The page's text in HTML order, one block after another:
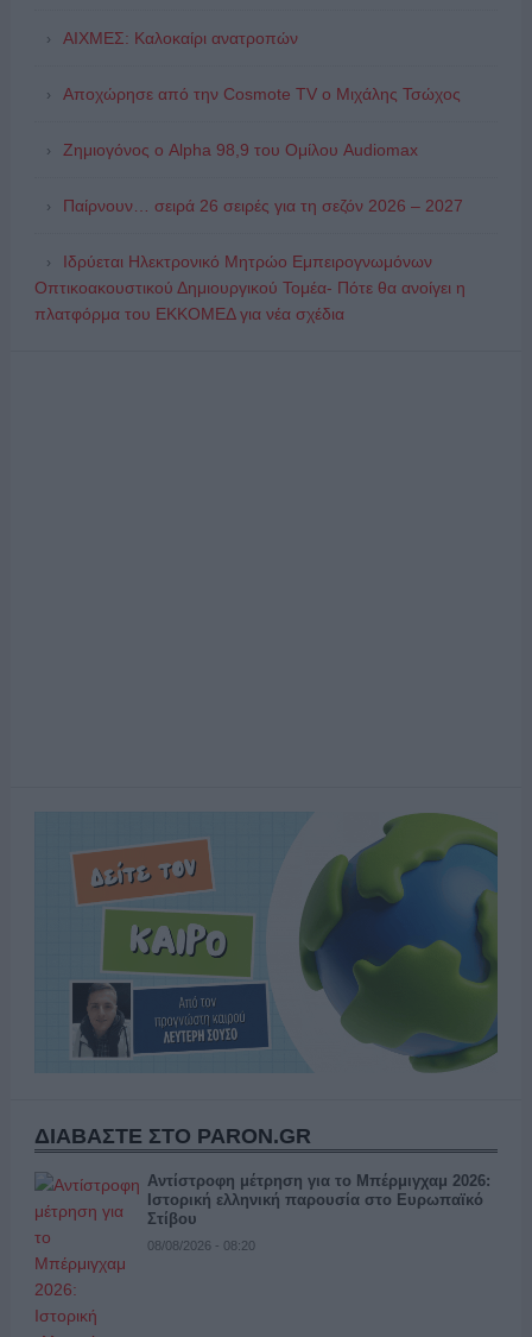
ΑΙΧΜΕΣ: Καλοκαίρι ανατροπών
Αποχώρησε από την Cosmote TV o Μιχάλης Τσώχος
Ζημιογόνος ο Alpha 98,9 του Ομίλου Audiomax
Παίρνουν… σειρά 26 σειρές για τη σεζόν 2026 – 2027
Ιδρύεται Ηλεκτρονικό Μητρώο Εμπειρογνωμόνων
Οπτικοακουστικού Δημιουργικού Τομέα- Πότε θα ανοίγει η
πλατφόρμα του ΕΚΚΟΜΕΔ για νέα σχέδια
ΔΙΑΒΑΣΤΕ ΣΤΟ PARON.GR
Αντίστροφη μέτρηση για το Μπέρμιγχαμ 2026:
Ιστορική ελληνική παρουσία στο Ευρωπαϊκό
Στίβου
08/08/2026 - 08:20